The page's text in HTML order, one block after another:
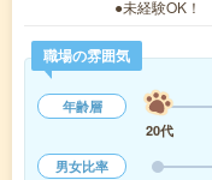
●未経験OK
職場の雰囲気
年齢層
20代
男女比率